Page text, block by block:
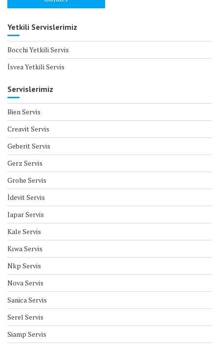
Yetkili Servislerimiz
Bocchi Yetkili Servis
İsvea Yetkili Servis
Servislerimiz
Bien Servis
Creavit Servis
Geberit Servis
Gerz Servis
Grohe Servis
İdevit Servis
Japar Servis
Kale Servis
Kıwa Servis
Nkp Servis
Nova Servis
Sanica Servis
Serel Servis
Siamp Servis